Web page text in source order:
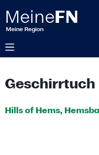
springen
Hills of Hems,